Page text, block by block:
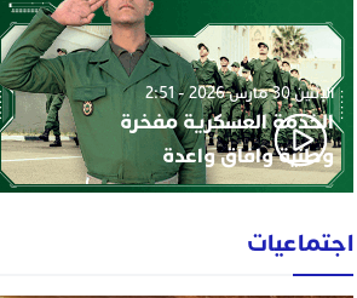
الإثنين 30 مارس 2026 - 2:51
الخدمة العسكرية مفخرة
وطنية وافاق واعدة
اجتماعيات